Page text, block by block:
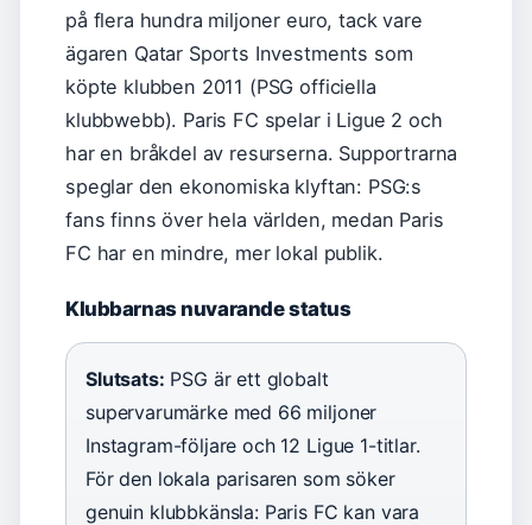
på flera hundra miljoner euro, tack vare
ägaren Qatar Sports Investments som
köpte klubben 2011 (PSG officiella
klubbwebb). Paris FC spelar i Ligue 2 och
har en bråkdel av resurserna. Supportrarna
speglar den ekonomiska klyftan: PSG:s
fans finns över hela världen, medan Paris
FC har en mindre, mer lokal publik.
Klubbarnas nuvarande status
Slutsats: PSG är ett globalt
supervarumärke med 66 miljoner
Instagram-följare och 12 Ligue 1-titlar.
För den lokala parisaren som söker
genuin klubbkänsla: Paris FC kan vara